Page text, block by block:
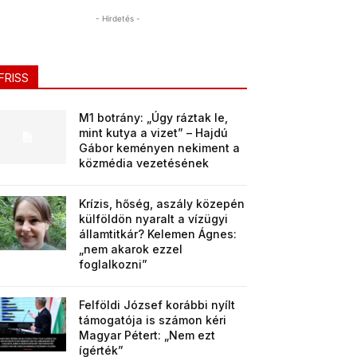
- Hirdetés -
M1 botrány: „Úgy ráztak le,
mint kutya a vizet” – Hajdú
Gábor keményen nekiment a
közmédia vezetésének
Krízis, hőség, aszály közepén
külföldön nyaralt a vízügyi
államtitkár? Kelemen Ágnes:
„nem akarok ezzel
foglalkozni”
Felföldi József korábbi nyílt
támogatója is számon kéri
Magyar Pétert: „Nem ezt
ígérték”